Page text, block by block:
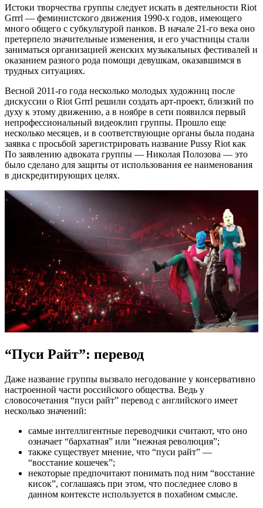
Истоки творчества группы следует искать в деятельности Riot
Grrrl — феминистского движения 1990-х годов, имеющего
много общего с субкультурой панков. В начале 21-го века оно
претерпело значительные изменения, и его участницы стали
заниматься организацией женских музыкальных фестивалей и
оказанием разного рода помощи девушкам, оказавшимся в
трудных ситуациях.
Весной 2011-го года несколько молодых художниц после
дискуссии о Riot Grrrl решили создать арт-проект, близкий по
духу к этому движению, а в ноябре в сети появился первый
непрофессиональный видеоклип группы. Прошло еще
несколько месяцев, и в соответствующие органы была подана
заявка с просьбой зарегистрировать название Pussy Riot как
По заявлению адвоката группы — Николая Полозова — это
было сделано для защиты от использования ее наименования
в дискредитирующих целях.
“Пуси Райт”: перевод
Даже название группы вызвало негодование у консервативно
настроенной части российского общества. Ведь у
словосочетания “пуси райт” перевод с английского имеет
несколько значений:
самые интеллигентные переводчики считают, что оно
означает “бархатная” или “нежная революция”;
также существует мнение, что “пуси райт” —
“восстание кошечек”;
некоторые предпочитают понимать под ним “восстание
кисок”, соглашаясь при этом, что последнее слово в
данном контексте используется в похабном смысле.